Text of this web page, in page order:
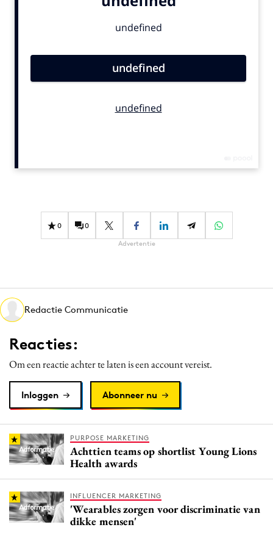
Gedragsverandering
Influencer marketing
Media
Merkstrategie
PR
Programmatic
Purpose Marketing
0 0
Advertentie
Redactie Communicatie
Reacties:
Om een reactie achter te laten is een account vereist.
Inloggen Abonneer nu
PURPOSE MARKETING
Achttien teams op shortlist Young Lions
Health awards
INFLUENCER MARKETING
'Wearables zorgen voor discriminatie van
dikke mensen'